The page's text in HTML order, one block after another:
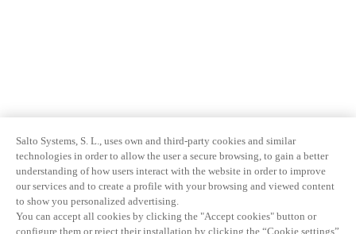
Salto Systems, S. L., uses own and third-party cookies and similar
technologies in order to allow the user a secure browsing, to gain a better
understanding of how users interact with the website in order to improve
our services and to create a profile with your browsing and viewed content
to show you personalized advertising.
You can accept all cookies by clicking the "Accept cookies" button or
configure them or reject their installation by clicking the “Cookie settings”